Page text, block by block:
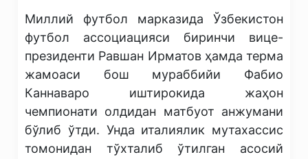
Миллий футбол марказида Ўзбекистон
футбол ассоциацияси биринчи вице-
президенти Равшан Ирматов ҳамда терма
жамоаси бош мураббийи Фабио
Каннаваро иштирокида жаҳон
чемпионати олдидан матбуот анжумани
бўлиб ўтди. Унда италиялик мутахассис
томонидан тўхталиб ўтилган асосий